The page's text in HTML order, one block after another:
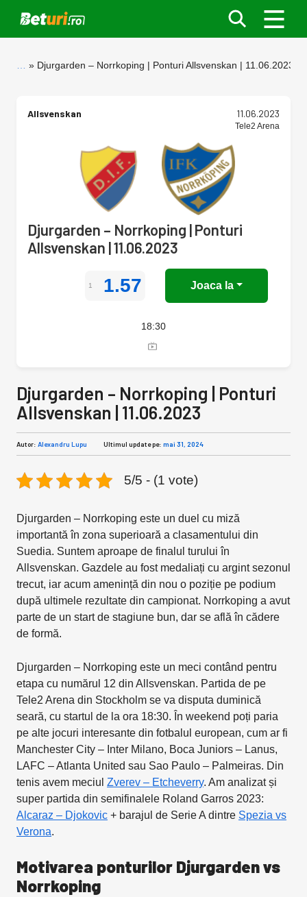
Djurgarden – Norrkoping | Ponturi Allsvenskan | 11.06.2023
Allsvenskan 11.06.2023
Tele2 Arena
Djurgarden – Norrkoping | Ponturi
Allsvenskan | 11.06.2023
1 1.57 Joaca la
18:30
Djurgarden – Norrkoping | Ponturi
Allsvenskan | 11.06.2023
Autor: Alexandru Lupu Ultimul update pe: mai 31, 2024
5/5 - (1 vote)
Djurgarden – Norrkoping este un duel cu miză
importantă în zona superioară a clasamentului din
Suedia. Suntem aproape de finalul turului în
Allsvenskan. Gazdele au fost medaliați cu argint sezonul
trecut, iar acum amenință din nou o poziție pe podium
după ultimele rezultate din campionat. Norrkoping a avut
parte de un start de stagiune bun, dar se află în cădere
de formă.
Djurgarden – Norrkoping este un meci contând pentru
etapa cu numărul 12 din Allsvenskan. Partida de pe
Tele2 Arena din Stockholm se va disputa duminică
seară, cu startul de la ora 18:30. În weekend poți paria
pe alte jocuri interesante din fotbalul european, cum ar fi
Manchester City – Inter Milano, Boca Juniors – Lanus,
LAFC – Atlanta United sau Sao Paulo – Palmeiras. Din
tenis avem meciul Zverev – Etcheverry. Am analizat și
super partida din semifinalele Roland Garros 2023:
Alcaraz – Djokovic + barajul de Serie A dintre Spezia vs
Verona.
Motivarea ponturilor Djurgarden vs
Norrkoping